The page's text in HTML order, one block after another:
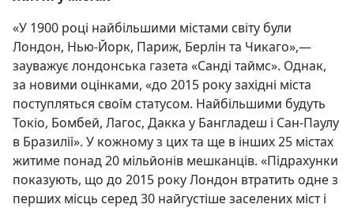
«У 1900 році найбільшими містами світу були
Лондон, Нью-Йорк, Париж, Берлін та Чикаго»,—
зауважує лондонська газета «Санді таймс». Однак,
за новими оцінками, «до 2015 року західні міста
поступляться своїм статусом. Найбільшими будуть
Токіо, Бомбей, Лагос, Дакка у Бангладеш і Сан-Паулу
в Бразилії». У кожному з цих та ще в інших 25 містах
житиме понад 20 мільйонів мешканців. «Підрахунки
показують, що до 2015 року Лондон втратить одне з
перших місць серед 30 найгустіше заселених міст і